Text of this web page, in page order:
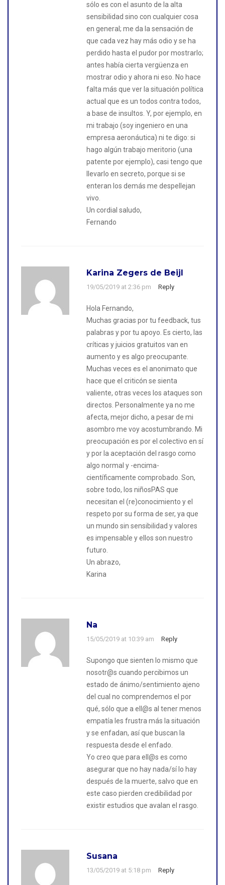
sólo es con el asunto de la alta
sensibilidad sino con cualquier cosa
en general; me da la sensación de
que cada vez hay más odio y se ha
perdido hasta el pudor por mostrarlo;
antes había cierta vergüenza en
mostrar odio y ahora ni eso. No hace
falta más que ver la situación política
actual que es un todos contra todos,
a base de insultos. Y, por ejemplo, en
mi trabajo (soy ingeniero en una
empresa aeronáutica) ni te digo: si
hago algún trabajo meritorio (una
patente por ejemplo), casi tengo que
llevarlo en secreto, porque si se
enteran los demás me despellejan
vivo.
Un cordial saludo,
Fernando
Karina Zegers de Beijl
19/05/2019 at 2:36 pm Reply
Hola Fernando,
Muchas gracias por tu feedback, tus
palabras y por tu apoyo. Es cierto, las
críticas y juicios gratuitos van en
aumento y es algo preocupante.
Muchas veces es el anonimato que
hace que el criticón se sienta
valiente, otras veces los ataques son
directos. Personalmente ya no me
afecta, mejor dicho, a pesar de mi
asombro me voy acostumbrando. Mi
preocupación es por el colectivo en sí
y por la aceptación del rasgo como
algo normal y -encima-
científicamente comprobado. Son,
sobre todo, los niñosPAS que
necesitan el (re)conocimiento y el
respeto por su forma de ser, ya que
un mundo sin sensibilidad y valores
es impensable y ellos son nuestro
futuro.
Un abrazo,
Karina
Na
15/05/2019 at 10:39 am Reply
Supongo que sienten lo mismo que
nosotr@s cuando percibimos un
estado de ánimo/sentimiento ajeno
del cual no comprendemos el por
qué, sólo que a ell@s al tener menos
empatía les frustra más la situación
y se enfadan, así que buscan la
respuesta desde el enfado.
Yo creo que para ell@s es como
asegurar que no hay nada/sí lo hay
después de la muerte, salvo que en
este caso pierden credibilidad por
existir estudios que avalan el rasgo.
Susana
13/05/2019 at 5:18 pm Reply